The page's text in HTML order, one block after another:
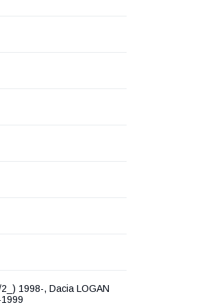
1998-, Dacia LOGAN